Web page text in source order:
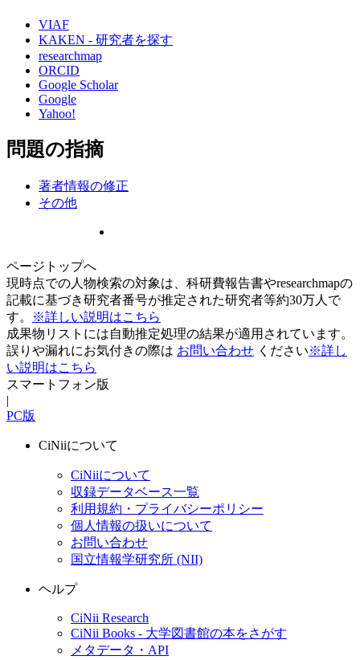
VIAF
KAKEN - 研究者を探す
researchmap
ORCID
Google Scholar
Google
Yahoo!
問題の指摘
著者情報の修正
その他
ページトップへ
現時点での人物検索の対象は、科研費報告書やresearchmapの
記載に基づき研究者番号が推定された研究者等約30万人で
す。
※詳しい説明はこちら
成果物リストには自動推定処理の結果が適用されています。
誤りや漏れにお気付きの際は お問い合わせ ください※詳し
い説明はこちら
スマートフォン版
|
PC版
CiNiiについて
CiNiiについて
収録データベース一覧
利用規約・プライバシーポリシー
個人情報の扱いについて
お問い合わせ
国立情報学研究所 (NII)
ヘルプ
CiNii Research
CiNii Books - 大学図書館の本をさがす
メタデータ・API